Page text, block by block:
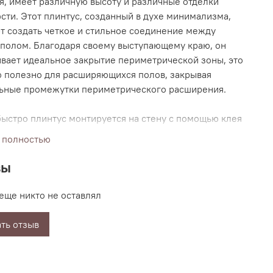
Этот плинтус, созданный в духе минимализма,
создать четкое и стильное соединение между
Благодаря своему выступающему краю, он
идеальное закрытие периметрической зоны, это
полезно для расширяющихся полов, закрывая
промежутки периметрического расширения.
плинтус монтируется на стену с помощью клея
выпускаются все стыковочные элементы: углы,
которые придают отделке однородность и
полностью
никто не оставлял
отзыв